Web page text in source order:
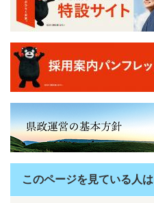
このページを見ている人は